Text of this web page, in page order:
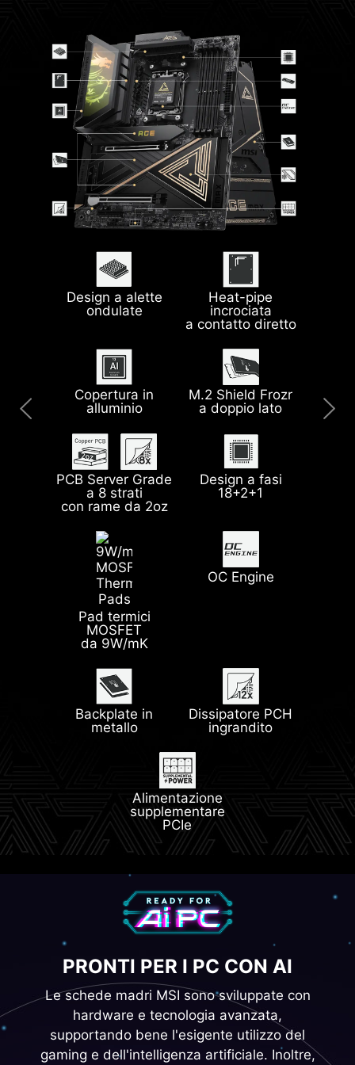
Design a alette
ondulate
Heat-pipe
incrociata
a contatto diretto
Copertura in
alluminio
M.2 Shield Frozr
a doppio lato
PCB Server Grade
a 8 strati
con rame da 2oz
Design a fasi
18+2+1
Pad termici
MOSFET
da 9W/mK
OC Engine
Backplate in
metallo
Dissipatore PCH
ingrandito
Alimentazione
supplementare
PCIe
Doppia USB 40G
LAN 10G + 5G
Wi-Fi 7 a piena
velocità
Cinque slot M.2
con soluzione Gen
5
Memoria DDR5 di
ultima
generazione
USB frontale 20G
con PD da 60W
Lightning
I/O Shield
preinstallato
Flash BIOS &
Pulsante Smart
EZ Antenna
EZ Magnetic
M.2 Shield Frozr II
Frozr II
BIOS ROM da
64MB
EZ Conn Design EZ PCIe Release
Steel Armor II
PRONTI PER I PC CON AI
Le schede madri MSI sono sviluppate con
hardware e tecnologia avanzata,
supportando bene l'esigente utilizzo del
gaming e dell'intelligenza artificiale. Inoltre,